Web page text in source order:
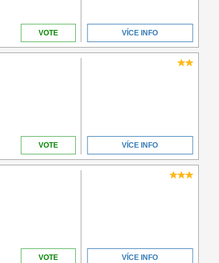
VOTE VÍCE INFO
VOTE VÍCE INFO
VOTE VÍCE INFO